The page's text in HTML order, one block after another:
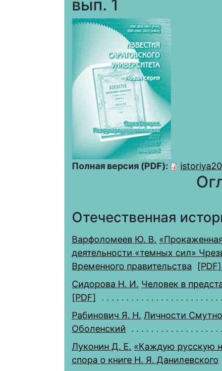
вып. 1
Полная версия (PDF):
Отечественная
Варфоломеев Ю. В.
деятельности «темных сил»
Временного правительства
[PDF]
Сидорова Н. И. Человек в
[PDF]
Рабинович Я. Н. Личности
Оболенский
Луконин Д. Е. «Каждую русскую
спора о книге Н. Я. Данилевского